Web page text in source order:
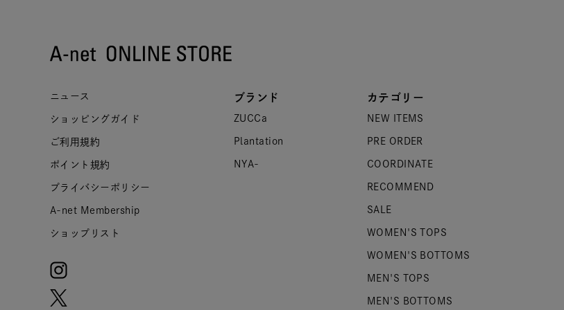
ニュース
ショッピングガイド
ご利用規約
ポイント規約
プライバシーポリシー
A-net Membership
ショップリスト
ブランド
ZUCCa
Plantation
NYA-
カテゴリー
NEW ITEMS
PRE ORDER
COORDINATE
RECOMMEND
SALE
WOMEN'S TOPS
WOMEN'S BOTTOMS
MEN'S TOPS
MEN'S BOTTOMS